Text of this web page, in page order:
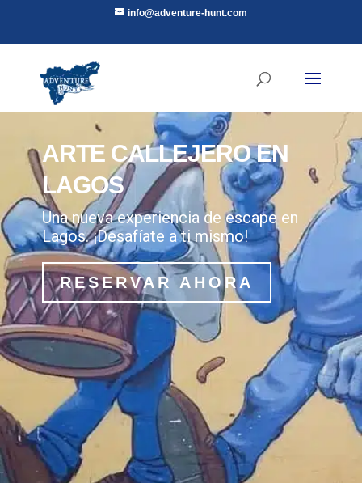
info@adventure-hunt.com
ARTE CALLEJERO EN
LAGOS
Una nueva experiencia de escape en
Lagos. ¡Desafíate a ti mismo!
RESERVAR AHORA